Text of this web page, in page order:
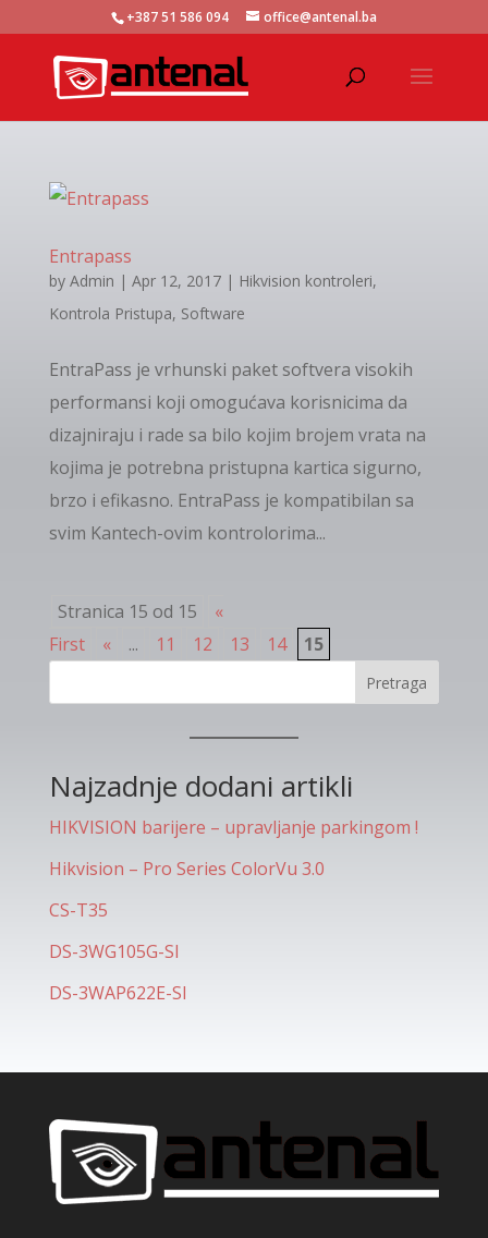
+387 51 586 094 office@antenal.ba
Entrapass
by Admin | Apr 12, 2017| Hikvision kontroleri,
Kontrola Pristupa, Software
EntraPass je vrhunski paket softvera visokih
performansi koji omogućava korisnicima da
dizajniraju i rade sa bilo kojim brojem vrata na
kojima je potrebna pristupna kartica sigurno,
brzo i efikasno. EntraPass je kompatibilan sa
svim Kantech-ovim kontrolorima...
Stranica 15 od 15
«
First
« ... 11 12 13 14 15
Pretraga
Najzadnje dodani artikli
HIKVISION barijere – upravljanje parkingom !
Hikvision – Pro Series ColorVu 3.0
CS-T35
DS-3WG105G-SI
DS-3WAP622E-SI